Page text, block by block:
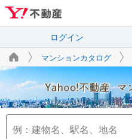
ログイン
マンションカタログ